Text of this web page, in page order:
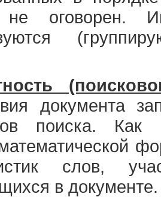
не оговорен.
документа
поиска.
слов,
в документе.